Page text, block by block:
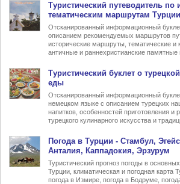
Туристический путеводитель по
тематическим маршрутам Турции
Отсканированный информационный
описанием рекомендуемых маршрутов
исторические маршруты, тематические и
античные и раннехристианские памятные
Туристический буклет о
еды
Отсканированный информационный
немецком языке с описанием турецких
напитков, особенностей приготовления
турецкого кулинарного искусства и
Погода в Турции - Стамбул,
Анталия, Каппадокия, Эрзурум
Туристический прогноз погоды в
Турции, климатическая и погодная карта
погода в Измире, погода в Бодруме,